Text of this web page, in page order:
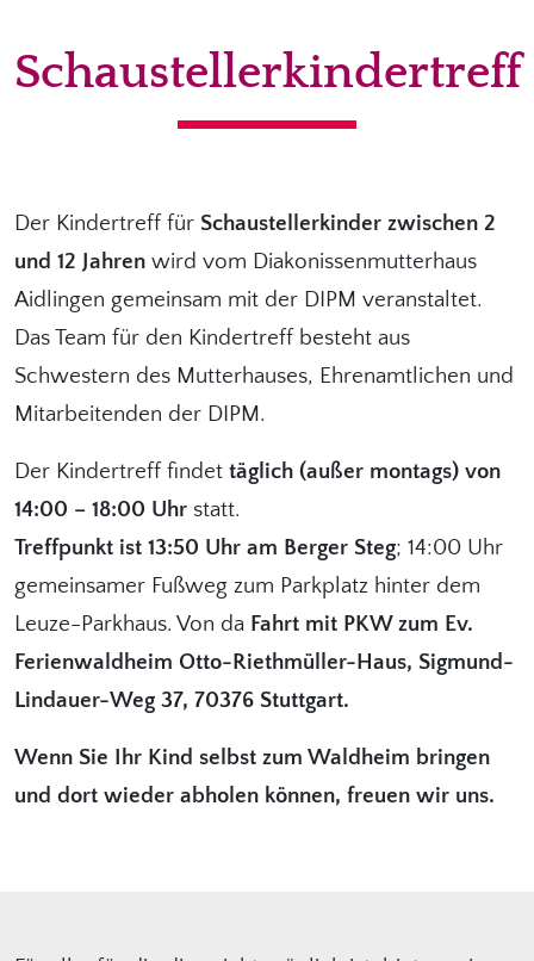
Schaustellerkindertreff
Der Kindertreff für Schaustellerkinder zwischen 2
und 12 Jahren wird vom Diakonissenmutterhaus
Aidlingen gemeinsam mit der DIPM veranstaltet.
Das Team für den Kindertreff besteht aus
Schwestern des Mutterhauses, Ehrenamtlichen und
Mitarbeitenden der DIPM.
Der Kindertreff findet täglich (außer montags) von
14:00 – 18:00 Uhr statt.
Treffpunkt ist 13:50 Uhr am Berger Steg; 14:00 Uhr
gemeinsamer Fußweg zum Parkplatz hinter dem
Leuze-Parkhaus. Von da Fahrt mit PKW zum Ev.
Ferienwaldheim Otto-Riethmüller-Haus, Sigmund-
Lindauer-Weg 37, 70376 Stuttgart.
Wenn Sie Ihr Kind selbst zum Waldheim bringen
und dort wieder abholen können, freuen wir uns.